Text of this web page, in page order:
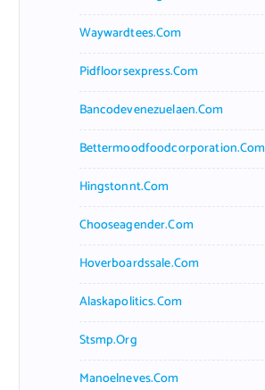
Waywardtees.com
Pidfloorsexpress.com
Bancodevenezuelaen.com
Bettermoodfoodcorporation.com
Hingstonnt.com
Chooseagender.com
Hoverboardssale.com
Alaskapolitics.com
Stsmp.org
Manoelneves.com